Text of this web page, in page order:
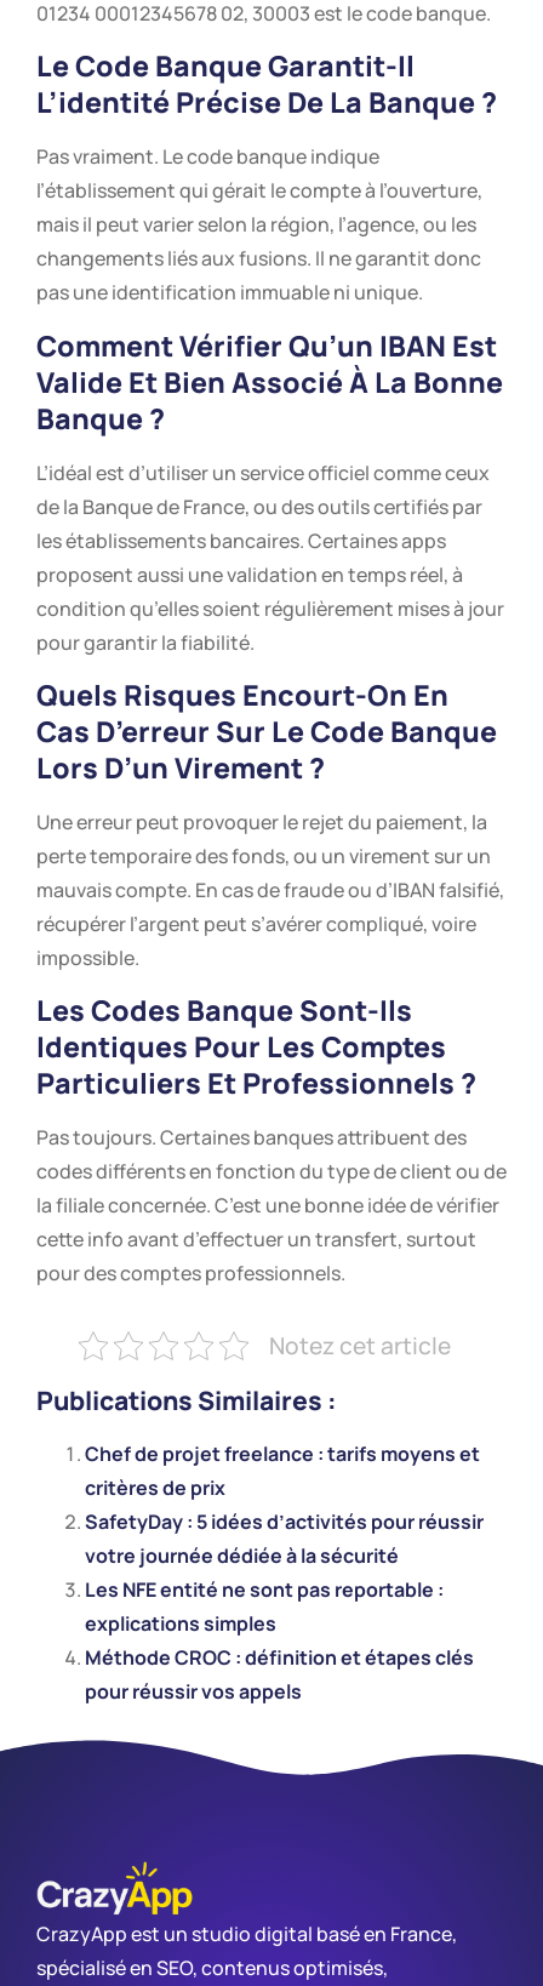
01234 00012345678 02, 30003 est le code banque.
Le Code Banque Garantit-Il
L’identité Précise De La Banque ?
Pas vraiment. Le code banque indique
l’établissement qui gérait le compte à l’ouverture,
mais il peut varier selon la région, l’agence, ou les
changements liés aux fusions. Il ne garantit donc
pas une identification immuable ni unique.
Comment Vérifier Qu’un IBAN Est
Valide Et Bien Associé À La Bonne
Banque ?
L’idéal est d’utiliser un service officiel comme ceux
de la Banque de France, ou des outils certifiés par
les établissements bancaires. Certaines apps
proposent aussi une validation en temps réel, à
condition qu’elles soient régulièrement mises à jour
pour garantir la fiabilité.
Quels Risques Encourt-On En
Cas D’erreur Sur Le Code Banque
Lors D’un Virement ?
Une erreur peut provoquer le rejet du paiement, la
perte temporaire des fonds, ou un virement sur un
mauvais compte. En cas de fraude ou d’IBAN falsifié,
récupérer l’argent peut s’avérer compliqué, voire
impossible.
Les Codes Banque Sont-Ils
Identiques Pour Les Comptes
Particuliers Et Professionnels ?
Pas toujours. Certaines banques attribuent des
codes différents en fonction du type de client ou de
la filiale concernée. C’est une bonne idée de vérifier
cette info avant d’effectuer un transfert, surtout
pour des comptes professionnels.
Notez cet article
Publications Similaires :
Chef de projet freelance : tarifs moyens et
critères de prix
SafetyDay : 5 idées d’activités pour réussir
votre journée dédiée à la sécurité
Les NFE entité ne sont pas reportable :
explications simples
Méthode CROC : définition et étapes clés
pour réussir vos appels
CrazyApp est un studio digital basé en France,
spécialisé en SEO, contenus optimisés,